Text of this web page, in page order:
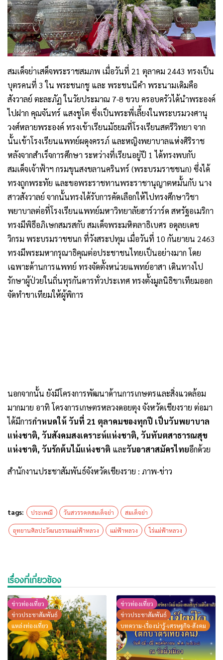
สมเด็จย่าเสด็จพระราชสมภพ เมื่อวันที่ 21 ตุลาคม 2443 ทรงเป็น
บุตรคนที่ 3 ใน พระชนกชู และ พระชนนีคำ พระนามเดิมคือ
สังวาลย์ ตะละภัฏ ในวัยประมาณ 7-8 ขวบ ครอบครัวได้นำพระองค์
ไปฝาก คุณจันทร์ แสงชูโต ซึ่งเป็นพระพี่เลี้ยงในพระบรมวงศานุ
วงศ์หลายพระองค์ ทรงเข้าเรียนมัธยมที่โรงเรียนสตรีวิทยา จาก
นั้นเข้าโรงเรียนแพทย์ผดุงครรภ์ และหญิงพยาบาลแห่งศิริราช
หลังจากสำเร็จการศึกษา ระหว่างที่เรียนอยู่ปี 1 ได้ทรงพบกับ
สมเด็จเจ้าฟ้าฯ กรมขุนสงขลานครินทร์ (พระบรมราชชนก) ซึ่งได้
ทรงถูกพระทัย และขอพระราชทานพระราชานุญาตหมั้นกับ นาง
สาวสังวาลย์ จากนั้นทรงได้รับการคัดเลือกให้ไปทรงศึกษาวิชา
พยาบาลต่อที่โรงเรียนแพทย์มหาวิทยาลัยฮาร์วาร์ด สหรัฐอเมริกา
ทรงมีพิธีอภิเษกสมรสกับ สมเด็จพระมหิตลาธิเบศร อดุลยเดช
วิกรม พระบรมราชชนก ที่วังสระปทุม เมื่อวันที่ 10 กันยายน 2463
ทรงมีพระมหากรุณาธิคุณต่อประชาชนไทยเป็นอย่างมาก โดย
เฉพาะด้านการแพทย์ ทรงจัดตั้งหน่วยแพทย์อาสา เดินทางไป
รักษาผู้ป่วยในถิ่นทุรกันดารทั่วประเทศ ทรงตั้งมูลนิธิขาเทียมออก
จัดทำขาเทียมให้ผู้พิการ
นอกจากนั้น ยังมีโครงการพัฒนาด้านการเกษตรและสิ่งแวดล้อม
มากมาย อาทิ โครงการเกษตรหลวงดอยตุง จังหวัดเชียงราย ต่อมา
ได้มีการกำหนดให้ วันที่ 21 ตุลาคมของทุกปี เป็นวันพยาบาล
แห่งชาติ, วันสังคมสงเคราะห์แห่งชาติ, วันทันตสาธารณสุข
แห่งชาติ, วันรักต้นไม้แห่งชาติ และวันอาสาสมัครไทยอีกด้วย
สำนักงานประชาสัมพันธ์จังหวัดเชียงราย : ภาพ-ข่าว
tags: ประเพณี วันสวรรคตสมเด็จย่า สมเด็จย่า
อุทยานศิลปะวัฒนธรรมแม่ฟ้าหลวง แม่ฟ้าหลวง ไร่แม่ฟ้าหลวง
เรื่องที่เกี่ยวข้อง
ข่าวท่องเที่ยว
ข่าวประชาสัมพันธ์
แหล่งท่องเที่ยว
ข่าวท่องเที่ยว
ข่าวประชาสัมพันธ์
บทความ-เรื่องน่ารู้-เศรษฐกิจ-สังคม